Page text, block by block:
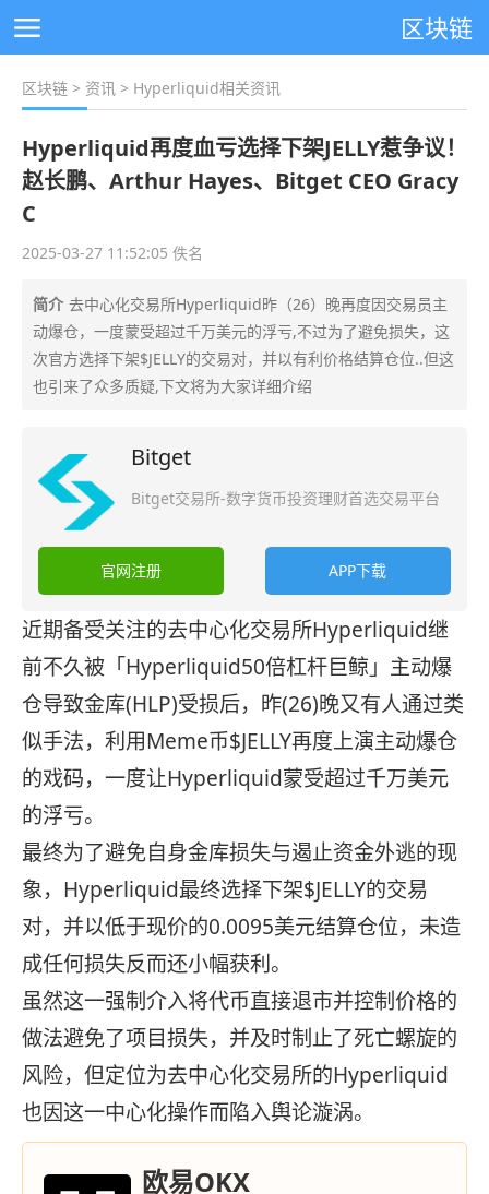
区块链
区块链 > 资讯 > Hyperliquid相关资讯
Hyperliquid再度血亏选择下架JELLY惹争议！
赵长鹏、Arthur Hayes、Bitget CEO Gracy
C
2025-03-27 11:52:05 佚名
简介 去中心化交易所Hyperliquid昨（26）晚再度因交易员主
动爆仓，一度蒙受超过千万美元的浮亏,不过为了避免损失，这
次官方选择下架$JELLY的交易对，并以有利价格结算仓位..但这
也引来了众多质疑,下文将为大家详细介绍
Bitget
Bitget交易所-数字货币投资理财首选交易平台
官网注册 APP下载
近期备受关注的去中心化交易所Hyperliquid继
前不久被「Hyperliquid50倍杠杆巨鲸」主动爆
仓导致金库(HLP)受损后，昨(26)晚又有人通过类
似手法，利用Meme币$JELLY再度上演主动爆仓
的戏码，一度让Hyperliquid蒙受超过千万美元
的浮亏。
最终为了避免自身金库损失与遏止资金外逃的现
象，Hyperliquid最终选择下架$JELLY的交易
对，并以低于现价的0.0095美元结算仓位，未造
成任何损失反而还小幅获利。
虽然这一强制介入将代币直接退市并控制价格的
做法避免了项目损失，并及时制止了死亡螺旋的
风险，但定位为去中心化交易所的Hyperliquid
也因这一中心化操作而陷入舆论漩涡。
欧易OKX